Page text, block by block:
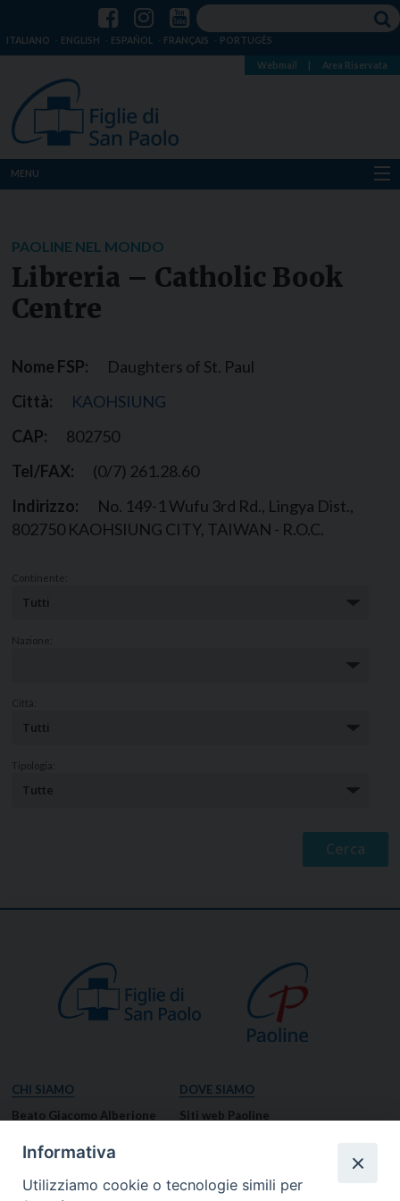
ITALIANO ENGLISH ESPAÑOL FRANÇAIS PORTUGÊS
Webmail Area Riservata
MENU
Dove siamo
Notizie
PAOLINE NEL MONDO
Libreria – Catholic Book
Centre
Nome FSP:
Daughters of St. Paul
Città:
KAOHSIUNG
CAP:
802750
Tel/FAX:
(0/7) 261.28.60
Indirizzo:
No. 149-1 Wufu 3rd Rd., Lingya Dist.,
802750 KAOHSIUNG CITY, TAIWAN - R.O.C.
Continente:
Nazione:
Città:
Tipologia:
CHI SIAMO
Beato Giacomo Alberione
Missione Paolina
DOVE SIAMO
Siti web Paoline
Notizie dal governo generale
Informativa
Utilizziamo cookie o tecnologie simili per